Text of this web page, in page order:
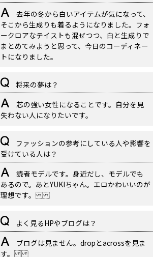
去年の冬から白いアイテムが気になって、
そこから生成りも着るようになりました。フォ
ークロアなテイストも混ぜつつ、白と生成りで
まとめてみようと思って、今日のコーディネー
トになりました。
将来の夢は？
芯の強い女性になることです。自分を見
失わない人になりたいです。
ファッションの参考にしている人や影響を
受けている人は？
読者モデルです。身近だし、モデルでも
あるので。あとYUKIちゃん。エロかわいいのが
理想です。
よく見るHPやブログは？
ブログは見ません。dropとacrossを見ま
す。